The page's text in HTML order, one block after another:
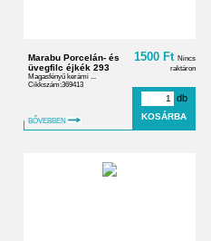
Marabu Porcelán- és
üvegfilc éjkék 293
Magasfényű kerámi ...
Cikkszám:369413
BŐVEBBEN
1500 Ft Nincs
raktáron
db